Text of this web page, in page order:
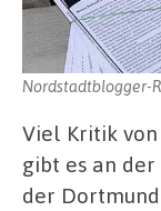
Nordstadtblogger-
Viel Kritik
gibt es an
der